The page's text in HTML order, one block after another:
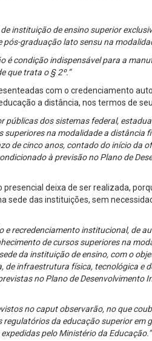
instituição de ensino superior
pós-graduação lato sensu na
é condição indispensável para a
que trata o § 2º.”
com o credenciamento
a distância, nos termos de
públicas dos sistemas federal,
superiores na modalidade a distância
de cinco anos, contado do início da
à previsão no Plano de
deixa de ser realizada,
sede das instituições, sem
e recredenciamento institucional, de
de cursos superiores na
da instituição de ensino, com o
de infraestrutura física, tecnológica e
no Plano de Desenvolvimento
no caput observarão, no que
da educação superior em
pelo Ministério da Educação.”